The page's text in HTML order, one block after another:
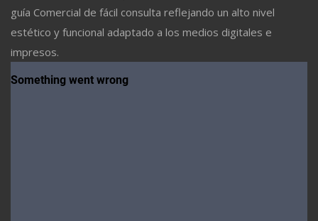
guía Comercial de fácil consulta reflejando un alto nivel
estético y funcional adaptado a los medios digitales e
impresos.